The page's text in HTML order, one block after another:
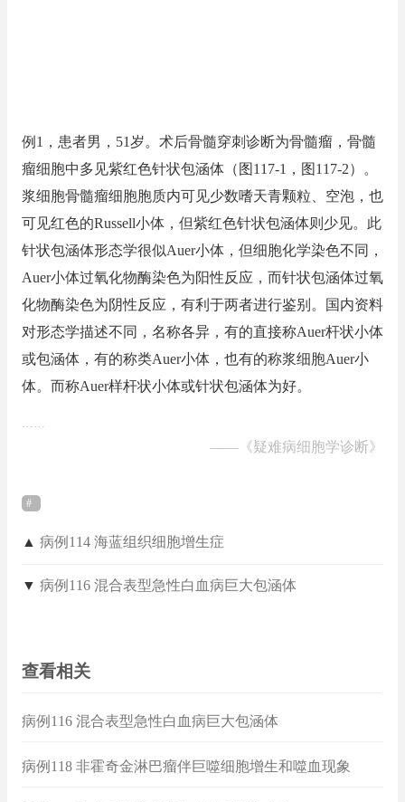
例1，患者男，51岁。术后骨髓穿刺诊断为骨髓瘤，骨髓
瘤细胞中多见紫红色针状包涵体（图117-1，图117-2）。
浆细胞骨髓瘤细胞胞质内可见少数嗜天青颗粒、空泡，也
可见红色的Russell小体，但紫红色针状包涵体则少见。此
针状包涵体形态学很似Auer小体，但细胞化学染色不同，
Auer小体过氧化物酶染色为阳性反应，而针状包涵体过氧
化物酶染色为阴性反应，有利于两者进行鉴别。国内资料
对形态学描述不同，名称各异，有的直接称Auer杆状小体
或包涵体，有的称类Auer小体，也有的称浆细胞Auer小
体。而称Auer样杆状小体或针状包涵体为好。
……
—— 《疑难病细胞学诊断》
▲ 病例114 海蓝组织细胞增生症
▼ 病例116 混合表型急性白血病巨大包涵体
查看相关
病例116 混合表型急性白血病巨大包涵体
病例118 非霍奇金淋巴瘤伴巨噬细胞增生和噬血现象